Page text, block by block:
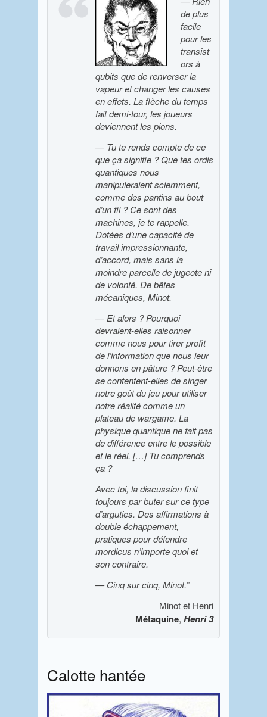
de plus
facile
pour les
transist
ors à
qubits que de renverser la
vapeur et changer les causes
en effets. La flèche du temps
fait demi-tour, les joueurs
deviennent les pions.
— Tu te rends compte de ce
que ça signifie ? Que tes ordis
quantiques nous
manipuleraient sciemment,
comme des pantins au bout
d’un fil ? Ce sont des
machines, je te rappelle.
Dotées d’une capacité de
travail impressionnante,
d’accord, mais sans la
moindre parcelle de jugeote ni
de volonté. De bêtes
mécaniques, Minot.
— Et alors ? Pourquoi
devraient-elles raisonner
comme nous pour tirer profit
de l’information que nous leur
donnons en pâture ? Peut-être
se contentent-elles de singer
notre goût du jeu pour utiliser
notre réalité comme un
plateau de wargame. La
physique quantique ne fait pas
de différence entre le possible
et le réel. […] Tu comprends
ça ?
Avec toi, la discussion finit
toujours par buter sur ce type
d’arguties. Des affirmations à
double échappement,
pratiques pour défendre
mordicus n’importe quoi et
son contraire.
— Cinq sur cinq, Minot.”
Minot et Henri
Métaquine, Henri 3
Calotte hantée